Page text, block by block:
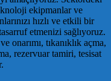
ekipmanlar ve
hızlı ve etkili bir
etmenizi sağlıyoruz.
onarımı, tıkanıklık açma,
rezervuar tamiri, tesisat